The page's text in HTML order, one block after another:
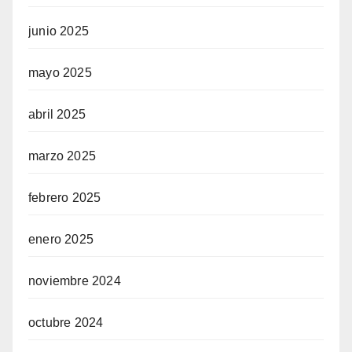
junio 2025
mayo 2025
abril 2025
marzo 2025
febrero 2025
enero 2025
noviembre 2024
octubre 2024